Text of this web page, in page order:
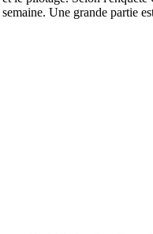
Une grande partie